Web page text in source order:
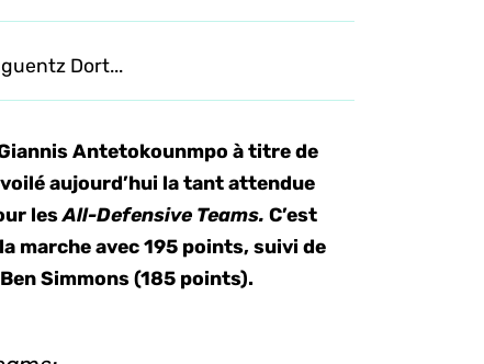
Dort...
Antetokounmpo à titre de
aujourd’hui la tant attendue
lesAll-Defensive Teams.C’est
marche avec 195 points, suivi de
Simmons (185 points).